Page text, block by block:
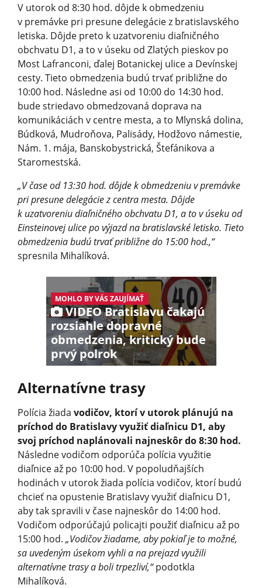
V utorok od 8:30 hod. dôjde k obmedzeniu
v premávke pri presune delegácie z bratislavského
letiska. Dôjde preto k uzatvoreniu diaľničného
obchvatu D1, a to v úseku od Zlatých pieskov po
Most Lafranconi, ďalej Botanickej ulice a Devínskej
cesty. Tieto obmedzenia budú trvať približne do
10:00 hod. Následne asi od 10:00 do 14:30 hod.
bude striedavo obmedzovaná doprava na
komunikáciách v centre mesta, a to Mlynská dolina,
Búdková, Mudroňova, Palisády, Hodžovo námestie,
Nám. 1. mája, Banskobystrická, Štefánikova a
Staromestská.
„V čase od 13:30 hod. dôjde k obmedzeniu v premávke
pri presune delegácie z centra mesta. Dôjde
k uzatvoreniu diaľničného obchvatu D1, a to v úseku od
Einsteinovej ulice po výjazd na bratislavské letisko. Tieto
obmedzenia budú trvať približne do 15:00 hod.,“
spresnila Mihalíková.
MOHLO BY VÁS ZAUJÍMAŤ
VIDEO Bratislavu čakajú
rozsiahle dopravné
obmedzenia, kritický bude
prvý polrok
Alternatívne trasy
Polícia žiada vodičov, ktorí v utorok plánujú na
príchod do Bratislavy využiť diaľnicu D1, aby
svoj príchod naplánovali najneskôr do 8:30 hod.
Následne vodičom odporúča polícia využitie
diaľnice až po 10:00 hod. V popoludňajších
hodinách v utorok žiada polícia vodičov, ktorí budú
chcieť na opustenie Bratislavy využiť diaľnicu D1,
aby tak spravili v čase najneskôr do 14:00 hod.
Vodičom odporúčajú policajti použiť diaľnicu až po
15:00 hod. „Vodičov žiadame, aby pokiaľ je to možné,
sa uvedeným úsekom vyhli a na prejazd využili
alternatívne trasy a boli trpezliví,“podotkla
Mihalíková.